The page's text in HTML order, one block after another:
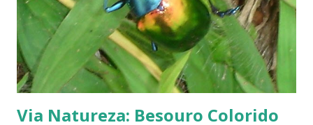
fogaréu. Há também os casos em que o fogo...
Via Natureza: Besouro Colorido